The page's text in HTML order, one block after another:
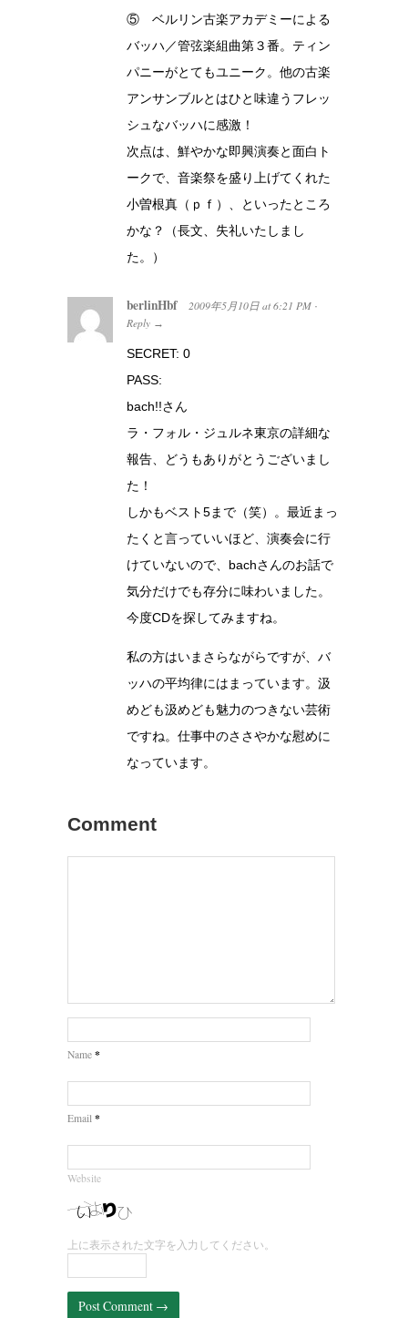
⑤ ベルリン古楽アカデミーによる
バッハ／管弦楽組曲第３番。ティン
パニーがとてもユニーク。他の古楽
アンサンブルとはひと味違うフレッ
シュなバッハに感激！
次点は、鮮やかな即興演奏と面白ト
ークで、音楽祭を盛り上げてくれた
小曽根真（ｐｆ）、といったところ
かな？（長文、失礼いたしまし
た。）
berlinHbf 2009年5月10日 at 6:21 PM ·
Reply →
SECRET: 0
PASS:
bach!!さん
ラ・フォル・ジュルネ東京の詳細な
報告、どうもありがとうございまし
た！
しかもベスト5まで（笑）。最近まっ
たくと言っていいほど、演奏会に行
けていないので、bachさんのお話で
気分だけでも存分に味わいました。
今度CDを探してみますね。
私の方はいまさらながらですが、バ
ッハの平均律にはまっています。汲
めども汲めども魅力のつきない芸術
ですね。仕事中のささやかな慰めに
なっています。
Comment
Name *
Email *
Website
上に表示された文字を入力してください。